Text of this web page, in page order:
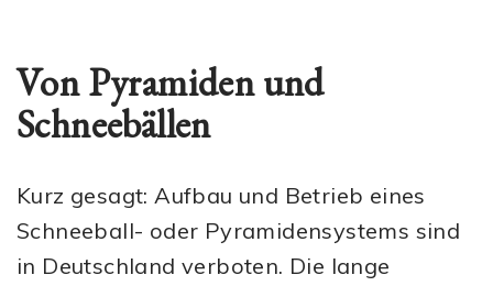
Von Pyramiden und
Schneebällen
Kurz gesagt: Aufbau und Betrieb eines
Schneeball- oder Pyramidensystems sind
in Deutschland verboten. Die lange